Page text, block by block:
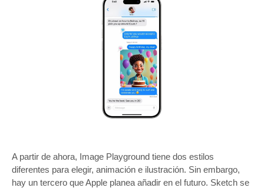
A partir de ahora, Image Playground tiene dos estilos
diferentes para elegir, animación e ilustración. Sin embargo,
hay un tercero que Apple planea añadir en el futuro. Sketch se